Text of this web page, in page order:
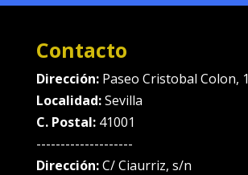
Contacto
Dirección: Paseo Cristobal Colon, 1
Localidad:Sevilla
C. Postal:41001
--------------------
Dirección:C/ Ciaurriz, s/n